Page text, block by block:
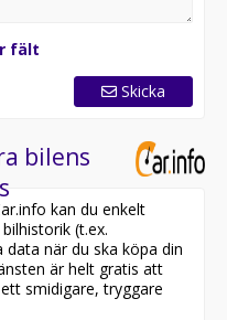
09-30. Möjlighet till
Finansiering via
2.729kr/mån med
fält
Skicka
bilens
kan du enkelt
(t.ex.
när du ska köpa din
är helt gratis att
smidigare, tryggare